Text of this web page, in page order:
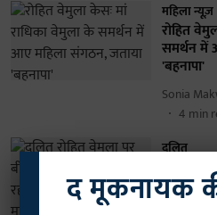
महिला न्यूज़
रोहित
समर्थन में
'बहनापा'
Sonia
4 min
दलित
दलित
की हो
द मूकनायक